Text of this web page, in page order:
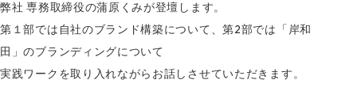
弊社 専務取締役の蒲原くみが登壇します。
第１部では自社のブランド構築について、第2部では「岸和
田」のブランディングについて
実践ワークを取り入れながらお話しさせていただきます。